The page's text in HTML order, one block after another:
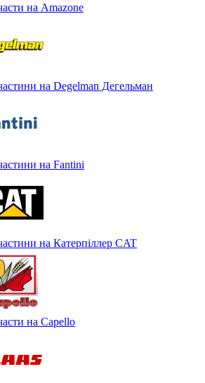
на Amazone
на Degelman Дегельман
на Fantini
на Катерпіллер CAT
на Capello